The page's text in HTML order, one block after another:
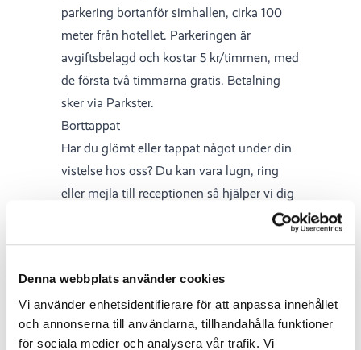
Denna webbplats använder cookies
Vi använder enhetsidentifierare för att anpassa innehållet
och annonserna till användarna, tillhandahålla funktioner
för sociala medier och analysera vår trafik. Vi
parkering bortanför simhallen, cirka 100
meter från hotellet. Parkeringen är
avgiftsbelagd och kostar 5 kr/timmen, med
de första två timmarna gratis. Betalning
sker via Parkster.
Borttappat
Har du glömt eller tappat något under din
vistelse hos oss? Du kan vara lugn, ring
eller mejla till receptionen så hjälper vi dig
För oss som arbetar på hotellet innebär det
en säkrare arbetsplats och vi får mer tid till
våra gäster. För gäster och besökare